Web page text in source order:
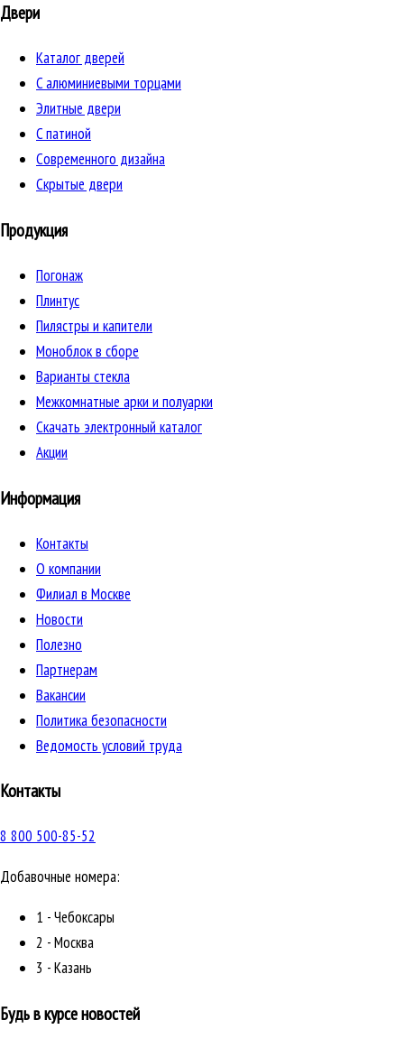
Двери
Каталог дверей
C алюминиевыми торцами
Элитные двери
C патиной
Cовременного дизайна
Скрытые двери
Продукция
Погонаж
Плинтус
Пилястры и капители
Моноблок в сборе
Варианты стекла
Межкомнатные арки и полуарки
Скачать электронный каталог
Акции
Информация
Контакты
О компании
Филиал в Москве
Новости
Полезно
Партнерам
Вакансии
Политика безопасности
Ведомость условий труда
Контакты
8 800 500-85-52
Добавочные номера:
1 - Чебоксары
2 - Москва
3 - Казань
Будь в курсе новостей